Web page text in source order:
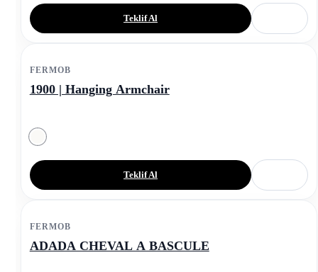
Teklif Al
FERMOB
1900 | Hanging Armchair
Teklif Al
FERMOB
ADADA CHEVAL A BASCULE